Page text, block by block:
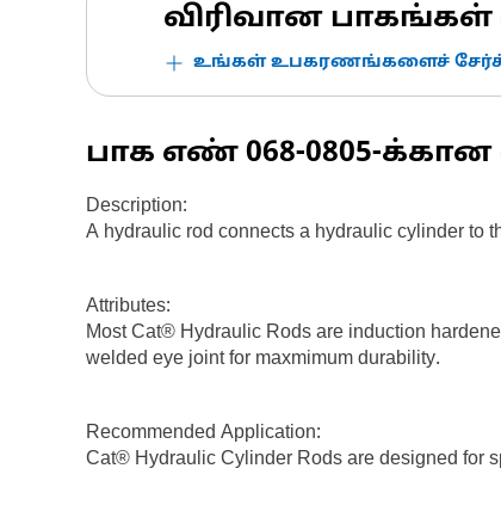
விரிவான
உங்கள் உபகரணங்களைச்
பாக எண் 068-0805-க்கான
Description:
A hydraulic rod connects a hydraulic cylinder to
Attributes:
Most Cat® Hydraulic Rods are induction
welded eye joint for maxmimum durability.
Recommended Application:
Cat® Hydraulic Cylinder Rods are designed for